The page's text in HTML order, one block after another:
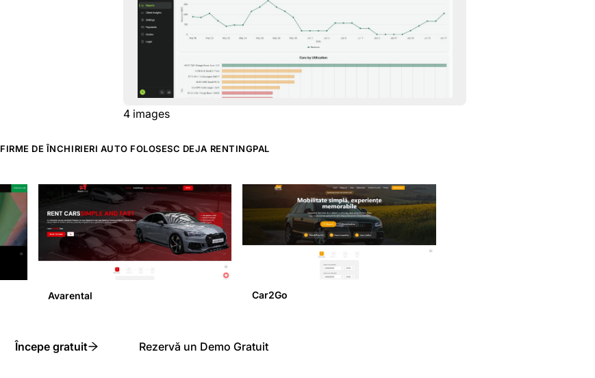
4 images
FIRME DE ÎNCHIRIERI AUTO FOLOSESC DEJA RENTINGPAL
Avarental Car2Go
Începe gratuit Rezervă un Demo Gratuit